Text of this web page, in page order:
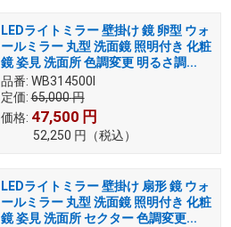
LEDライトミラー 壁掛け 鏡 卵型 ウォ
ールミラー 丸型 洗面鏡 照明付き 化粧
鏡 姿見 洗面所 色調変更 明るさ調...
品番: WB314500I
定価: 65,000円
価格: 47,500 円
52,250 円 （税込）
LEDライトミラー 壁掛け 扇形 鏡 ウォ
ールミラー 丸型 洗面鏡 照明付き 化粧
鏡 姿見 洗面所 セクター 色調変更...